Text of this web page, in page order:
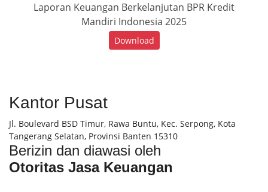
Laporan Keuangan Berkelanjutan BPR Kredit
Mandiri Indonesia 2025
Download
Kantor Pusat
Jl. Boulevard BSD Timur, Rawa Buntu, Kec. Serpong, Kota
Tangerang Selatan, Provinsi Banten 15310
Berizin dan diawasi oleh
Otoritas Jasa Keuangan